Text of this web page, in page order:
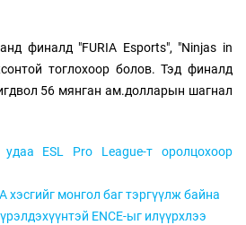
финалд "FURIA Esports", "Ninjas in
тоглохоор болов. Тэд финалд
56 мянган ам.долларын шагнал
ESL Pro League-т оролцохоор
хэсгийг монгол баг тэргүүлж байна
ENCE-ыг илүүрхлээ